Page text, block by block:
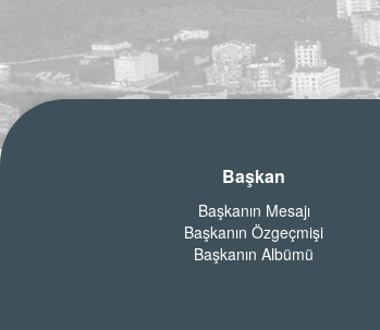
Başkan
Başkanın Mesajı
Başkanın Özgeçmişi
Başkanın Albümü